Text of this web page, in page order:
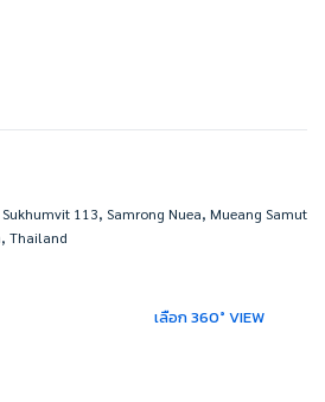
113, Samrong Nuea, Mueang Samut
Thailand
เลือก 360° VIEW